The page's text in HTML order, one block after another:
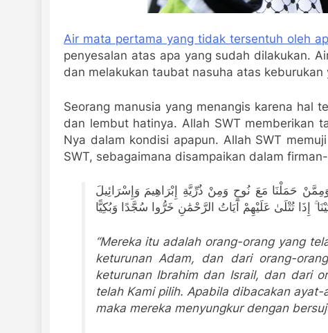
Air mata pertama yang tidak tersentuh oleh
penyesalan atas apa yang sudah dilakukan.
dan melakukan taubat nasuha atas
Seorang manusia yang menangis karena hal
dan lembut hatinya. Allah SWT memberikan
Nya dalam kondisi apapun. Allah SWT
SWT, sebagaimana disampaikan dalam
حَمَلْنَا مَعَ نُوحٍ وَمِنْ ذُرِّيَّةِ إِبْرَاهِيمَ وَإِسْرَائِيلَ
“Mereka itu adalah orang-orang yang
keturunan Adam, dan dari orang-
keturunan Ibrahim dan Israil, dan dari
telah Kami pilih. Apabila dibacakan
maka mereka menyungkur dengan